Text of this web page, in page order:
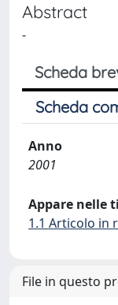
Abstract
-
Scheda
Scheda
Anno
2001
Appare nelle
1.1 Articolo in
File in questo